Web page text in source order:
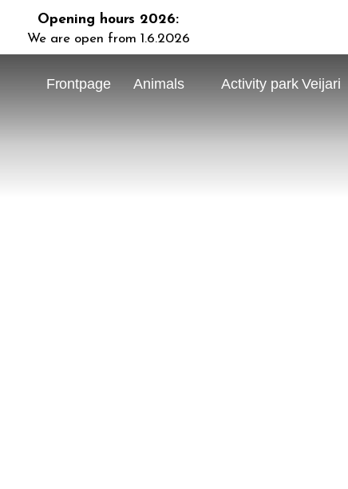
Opening hours 2026:
We are open from 1.6.2026
Frontpage Animals Activity park Veijari